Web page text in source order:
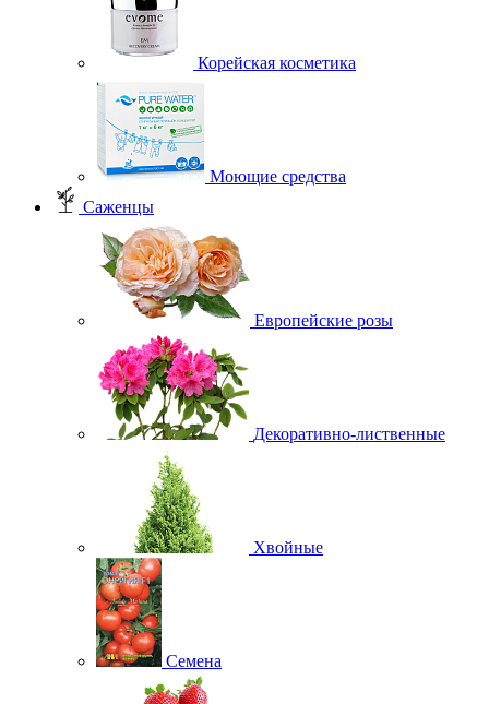
Корейская косметика
Моющие средства
Саженцы
Европейские розы
Декоративно-лиственные
Хвойные
Семена